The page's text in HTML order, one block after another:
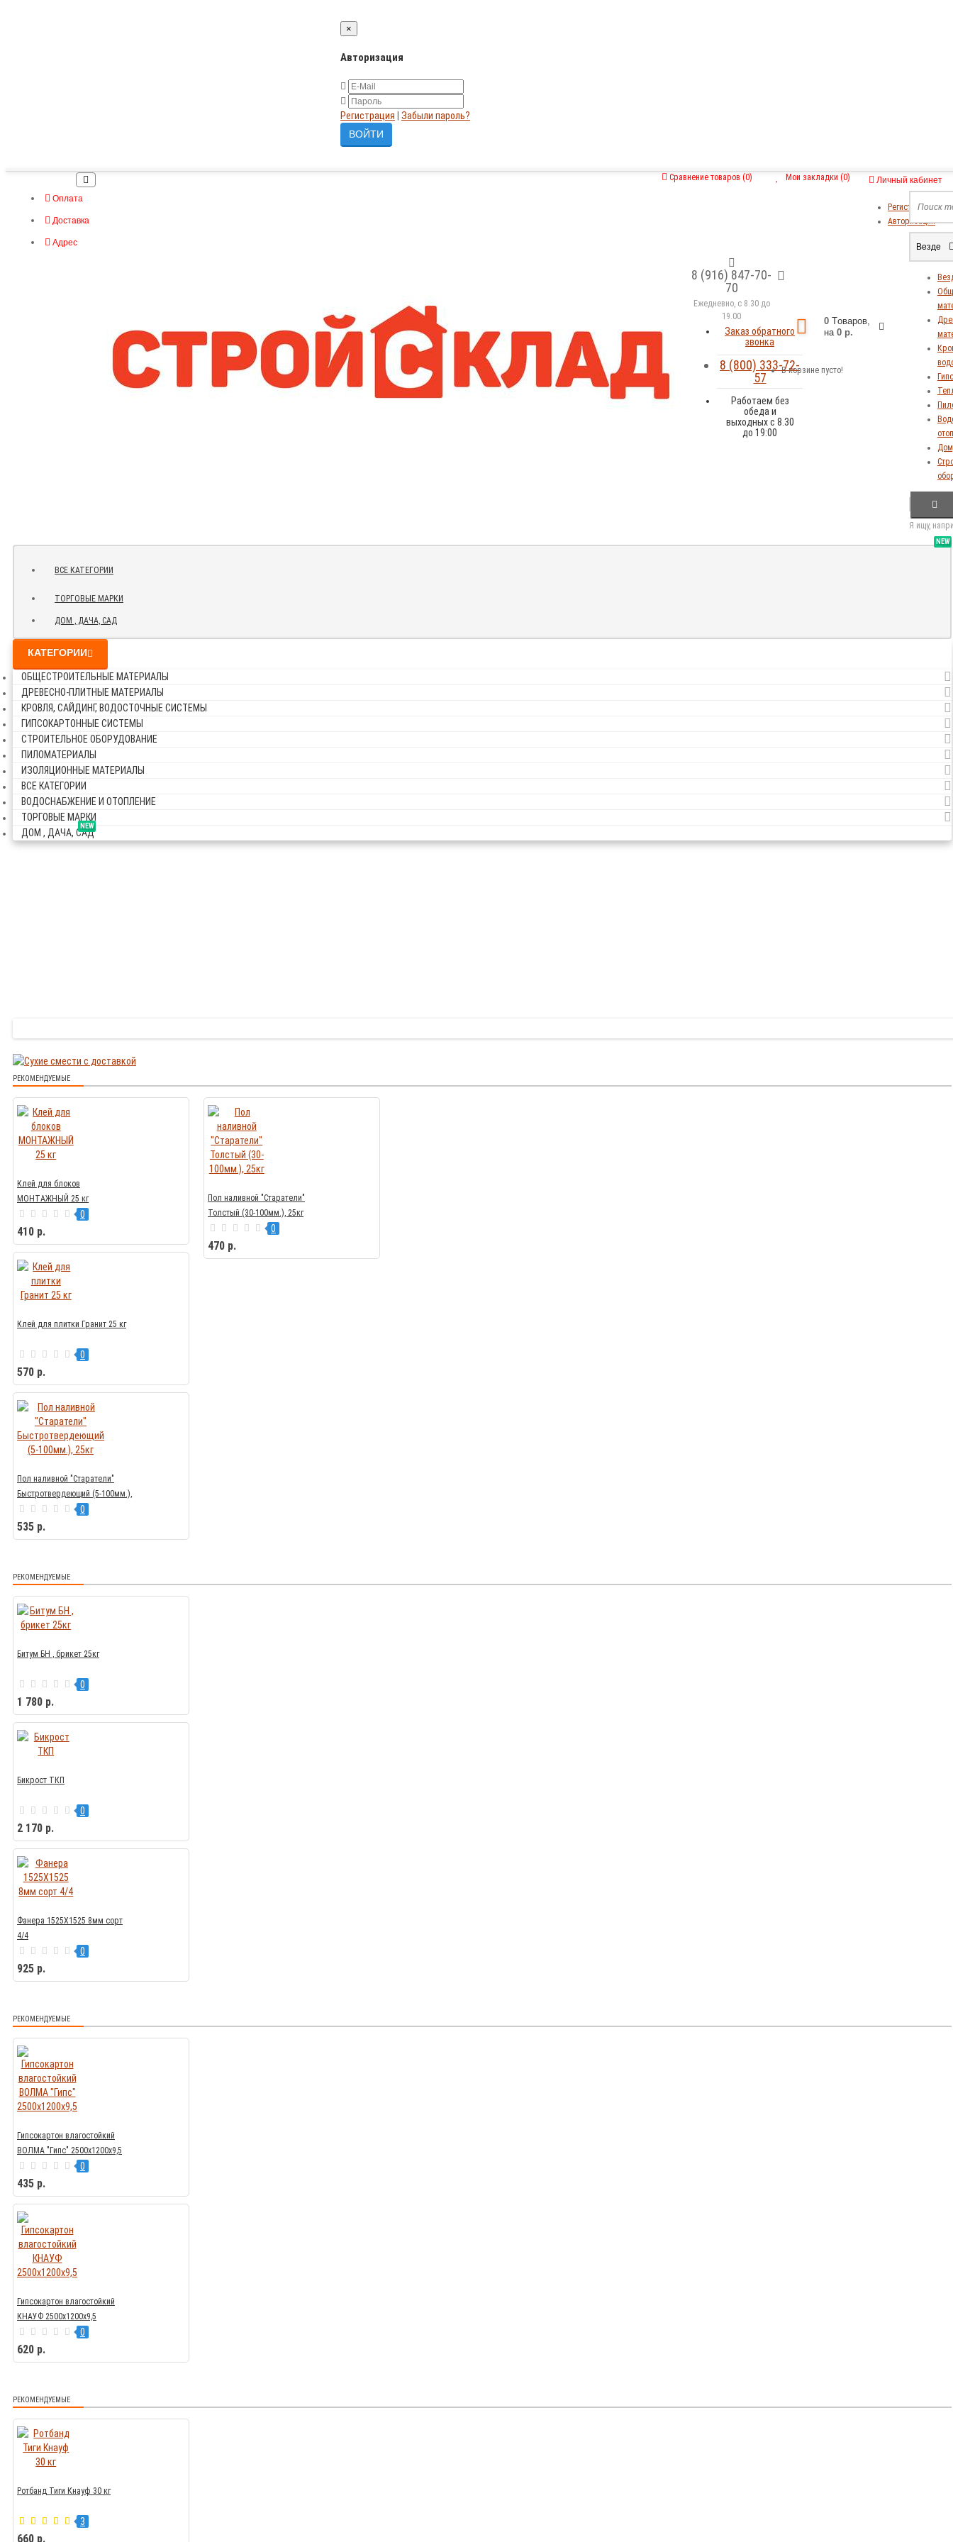
×
Авторизация
Регистрация Забыли пароль?
Оплата
Доставка
Адрес
Личный кабинет
Регистрация
Авторизация
Мои закладки (0)
Сравнение товаров (0)
8 (916) 847-70-
70
Ежедневно, с 8.30 до
19.00
Заказ обратного
звонка
8 (800) 333-72-
57
Работаем без
обеда и
выходных с 8.30
до 19:00
0 Tоваров,
на 0 р.
В корзине пусто!
Везде
Я ищу,
ВСЕ КАТЕГОРИИ
ТОРГОВЫЕ МАРКИ
NEW
ДОМ , ДАЧА, САД
КАТЕГОРИИ
ОБЩЕСТРОИТЕЛЬНЫЕ МАТЕРИАЛЫ
ДРЕВЕСНО-ПЛИТНЫЕ МАТЕРИАЛЫ
КРОВЛЯ, САЙДИНГ, ВОДОСТОЧНЫЕ СИСТЕМЫ
ГИПСОКАРТОННЫЕ СИСТЕМЫ
СТРОИТЕЛЬНОЕ ОБОРУДОВАНИЕ
ПИЛОМАТЕРИАЛЫ
ИЗОЛЯЦИОННЫЕ МАТЕРИАЛЫ
ВСЕ КАТЕГОРИИ
ВОДОСНАБЖЕНИЕ И ОТОПЛЕНИЕ
ТОРГОВЫЕ МАРКИ
NEW
ДОМ , ДАЧА, САД
РЕКОМЕНДУЕМЫЕ
Клей для блоков
МОНТАЖНЫЙ 25 кг
0
410 р.
Клей для плитки Гранит 25 кг
0
570 р.
Пол наливной "Старатели"
Быстротвердеющий (5-100мм.),
25кг
0
535 р.
Пол наливной "Старатели"
Толстый (30-100мм.), 25кг
0
470 р.
РЕКОМЕНДУЕМЫЕ
Битум БН , брикет 25кг
0
1 780 р.
Бикрост ТКП
0
2 170 р.
Фанера 1525Х1525 8мм сорт
4/4
0
925 р.
РЕКОМЕНДУЕМЫЕ
Гипсокартон влагостойкий
ВОЛМА "Гипс" 2500х1200х9,5
0
435 р.
Гипсокартон влагостойкий
КНАУФ 2500х1200х9,5
0
620 р.
РЕКОМЕНДУЕМЫЕ
Ротбанд Тиги Кнауф 30 кг
3
660 р.